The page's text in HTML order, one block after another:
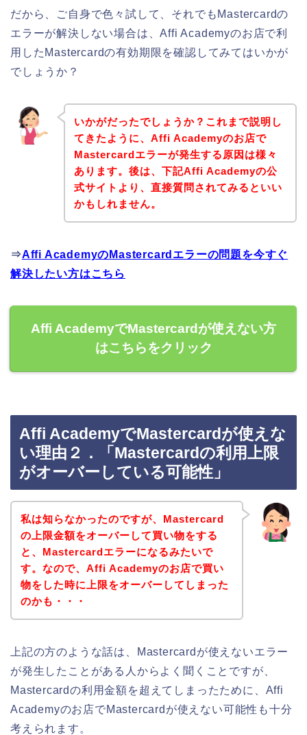
だから、ご自身で色々試して、それでもMastercardの
エラーが解決しない場合は、Affi Academyのお店で利
用したMastercardの有効期限を確認してみてはいかが
でしょうか？
いかがだったでしょうか？これまで説明し
てきたように、Affi Academyのお店で
Mastercardエラーが発生する原因は様々
あります。後は、下記Affi Academyの公
式サイトより、直接質問されてみるといい
かもしれません。
⇒Affi AcademyのMastercardエラーの問題を今すぐ
解決したい方はこちら
Affi AcademyでMastercardが使えない方
はこちらをクリック
Affi AcademyでMastercardが使えな
い理由２．「Mastercardの利用上限
がオーバーしている可能性」
私は知らなかったのですが、Mastercard
の上限金額をオーバーして買い物をする
と、Mastercardエラーになるみたいで
す。なので、Affi Academyのお店で買い
物をした時に上限をオーバーしてしまった
のかも・・・
上記の方のような話は、Mastercardが使えないエラー
が発生したことがある人からよく聞くことですが、
Mastercardの利用金額を超えてしまったために、Affi
Academyのお店でMastercardが使えない可能性も十分
考えられます。